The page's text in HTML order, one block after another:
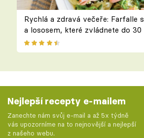
Rychlá a zdravá večeře: Farfalle
a lososem, které zvládnete do 30
Nejlepší recepty e-mailem
Zanechte nám svůj e-mail a až 5x týdně
vás upozorníme na to nejnovější a nejlepší
z našeho webu.